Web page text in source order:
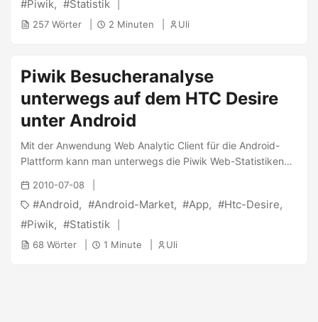
Nutzernamen mit Passwort angeben. ...
Piwik
Statistik
257 Wörter 2 Minuten Uli
Piwik Besucheranalyse
unterwegs auf dem HTC Desire
unter Android
Mit der Anwendung Web Analytic Client für die Android-
Plattform kann man unterwegs die Piwik Web-Statistiken
abrufen. Die außerdem erhältliche Pro-Version für 1€
ergänzt das Portfolio der ausgegebenen Werte, die da
sind: Feature Free-Version Pro-Version Besucher X X
Suchwörter X X Referrer X X Bounces X Besuchslänge X
Seiten X Die kostenlose Applikation zeigt im Programm
2010-07-08
Android Android-Market App
Htc-Desire
Piwik
Statistik
68 Wörter 1 Minute Uli